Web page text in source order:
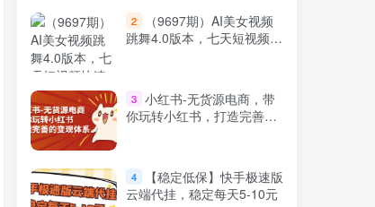
2
（9697期）AI美女视频
跳舞4.0版本，七天短视频快
3 小红书-无货源电商，带
你玩转小红书，打造完善的
4
【稳定低保】快手极速版
云端代挂，稳定每天5-10元￼